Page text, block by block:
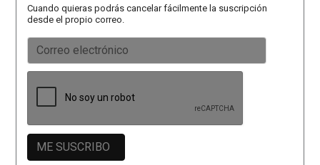
Cuando quieras podrás cancelar fácilmente la suscripción
desde el propio correo.